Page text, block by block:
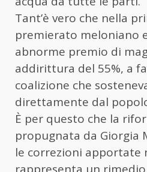
Tant’è vero che nella
premierato meloniano
abnorme premio di
addirittura del 55%, a
coalizione che
direttamente dal
È per questo che la
propugnata da Giorgia
le correzioni apportate